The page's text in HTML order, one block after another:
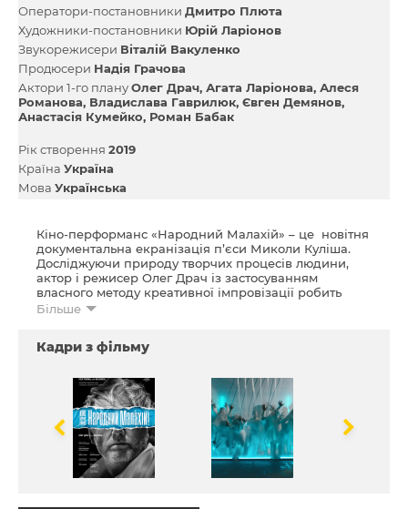
Оператори-постановники Дмитро Плюта
Художники-постановники Юрій Ларіонов
Звукорежисери Віталій Вакуленко
Продюсери Надія Грачова
Актори 1-го плануОлег Драч Агата Ларіонова Алеся
Романова Владислава Гаврилюк Євген Демянов
Анастасія Кумейко Роман Бабак
Рік створення 2019
Країна Україна
Мова Українська
Кіно-перформанс «Народний Малахій» – це новітня
документальна екранізація п’єси Миколи Куліша.
Досліджуючи природу творчих процесів людини,
актор і режисер Олег Драч із застосуванням
власного методу креативної імпровізації робить
спробу по новому поглянути на давній твір Куліша.
представлена серед 100 кращих вистав ХХ ст.
Більше
Кадри з фільму